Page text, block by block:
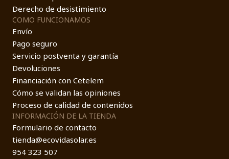
Derecho de desistimiento
COMO FUNCIONAMOS
Envío
Pago seguro
Servicio postventa y garantía
Devoluciones
Financiación con Cetelem
Cómo se validan las opiniones
Proceso de calidad de contenidos
INFORMACIÓN DE LA TIENDA
Formulario de contacto
tienda@ecovidasolar.es
954 323 507